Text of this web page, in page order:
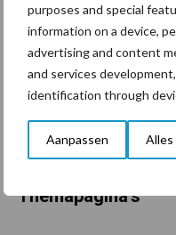
purposes and special
information on a device,
advertising and content
and services
identification through
Aanpassen Alles
Themapagina's